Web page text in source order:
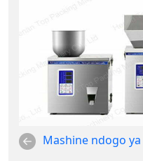
Mashine ndogo